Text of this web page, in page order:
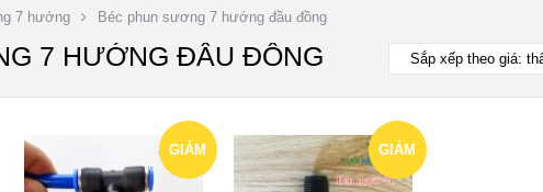
7 hướng Béc phun sương 7 hướng đầu đồng
7 HƯỚNG ĐẦU ĐỒNG
GIẢM GIẢM